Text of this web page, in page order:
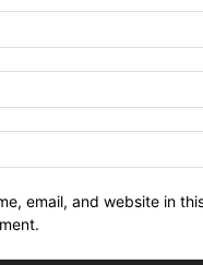
email, and website in